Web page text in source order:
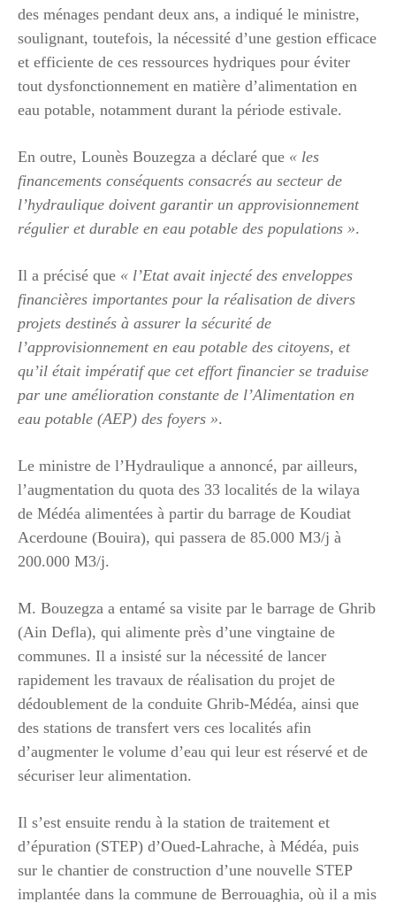
des ménages pendant deux ans, a indiqué le ministre,
soulignant, toutefois, la nécessité d’une gestion efficace
et efficiente de ces ressources hydriques pour éviter
tout dysfonctionnement en matière d’alimentation en
eau potable, notamment durant la période estivale.
En outre, Lounès Bouzegza a déclaré que « les
financements conséquents consacrés au secteur de
l’hydraulique doivent garantir un approvisionnement
régulier et durable en eau potable des populations ».
Il a précisé que « l’Etat avait injecté des enveloppes
financières importantes pour la réalisation de divers
projets destinés à assurer la sécurité de
l’approvisionnement en eau potable des citoyens, et
qu’il était impératif que cet effort financier se traduise
par une amélioration constante de l’Alimentation en
eau potable (AEP) des foyers ».
Le ministre de l’Hydraulique a annoncé, par ailleurs,
l’augmentation du quota des 33 localités de la wilaya
de Médéa alimentées à partir du barrage de Koudiat
Acerdoune (Bouira), qui passera de 85.000 M3/j à
200.000 M3/j.
M. Bouzegza a entamé sa visite par le barrage de Ghrib
(Ain Defla), qui alimente près d’une vingtaine de
communes. Il a insisté sur la nécessité de lancer
rapidement les travaux de réalisation du projet de
dédoublement de la conduite Ghrib-Médéa, ainsi que
des stations de transfert vers ces localités afin
d’augmenter le volume d’eau qui leur est réservé et de
sécuriser leur alimentation.
Il s’est ensuite rendu à la station de traitement et
d’épuration (STEP) d’Oued-Lahrache, à Médéa, puis
sur le chantier de construction d’une nouvelle STEP
implantée dans la commune de Berrouaghia, où il a mis